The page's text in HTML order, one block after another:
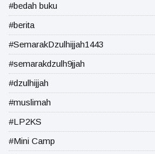
#bedah buku
#berita
#SemarakDzulhijjah1443
#semarakdzulh9jjah
#dzulhijjah
#muslimah
#LP2KS
#Mini Camp